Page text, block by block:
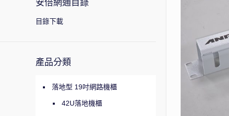
安倍網通目錄
目錄下載
產品分類
落地型 19吋網路機櫃
42U落地機櫃